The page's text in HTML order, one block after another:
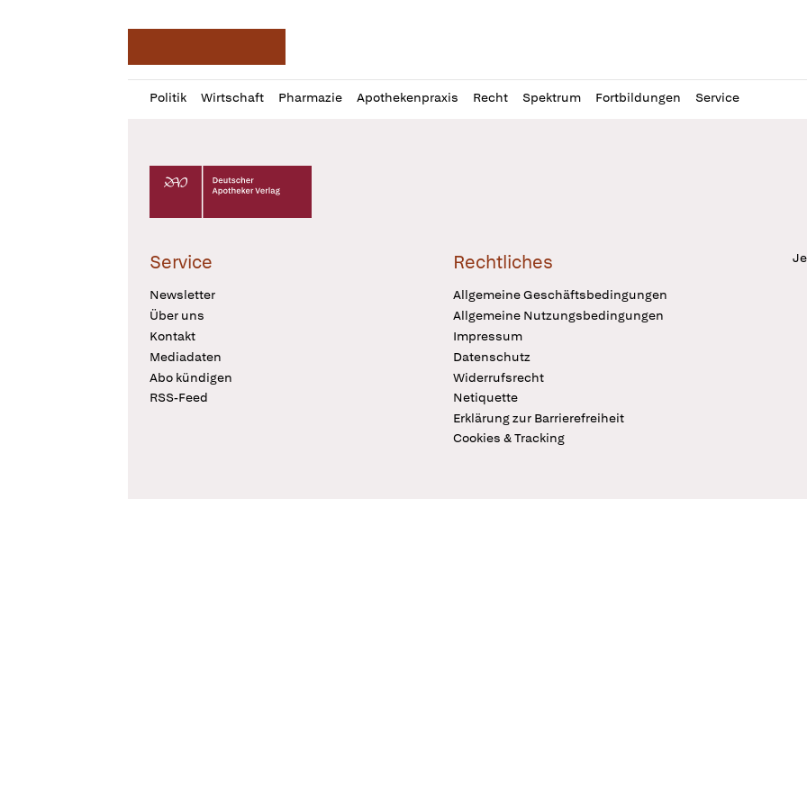
Politik Wirtschaft Pharmazie Apothekenpraxis Recht Spektrum Fortbildungen Service
Profil
öffnen
Daz
Pur
Deutscher Apotheker Verlag Logo
Service
Newsletter
Über uns
Kontakt
Mediadaten
Abo kündigen
RSS-Feed
Rechtliches
Allgemeine Geschäftsbedingungen
Allgemeine Nutzungsbedingungen
Impressum
Datenschutz
Widerrufsrecht
Netiquette
Erklärung zur Barrierefreiheit
Cookies & Tracking